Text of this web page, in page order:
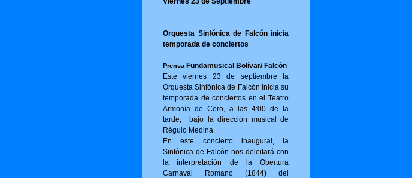
Orquesta Sinfónica de Falcón inicia
temporada de conciertos
PrensaFundamusical Bolívar/ Falcón
Este viernes 23 de septiembre la
Orquesta Sinfónica de Falcón inicia su
temporada de conciertos en el Teatro
Armonía de Coro, a las 4:00 de la
tarde, bajo la dirección musical de
Régulo Medina.
En este concierto inaugural, la
Sinfónica de Falcón nos deleitará con
la interpretación de la Obertura
Carnaval Romano (1844) del